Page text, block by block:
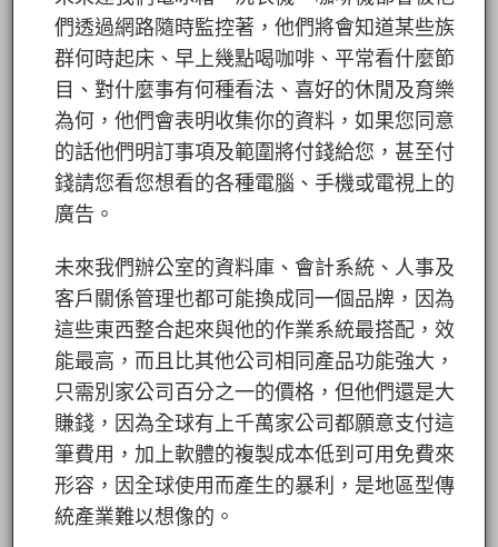
們透過網路隨時監控著，他們將會知道某些族
群何時起床、早上幾點喝咖啡、平常看什麼節
目、對什麼事有何種看法、喜好的休閒及育樂
為何，他們會表明收集你的資料，如果您同意
的話他們明訂事項及範圍將付錢給您，甚至付
錢請您看您想看的各種電腦、手機或電視上的
廣告。
未來我們辦公室的資料庫、會計系統、人事及
客戶關係管理也都可能換成同一個品牌，因為
這些東西整合起來與他的作業系統最搭配，效
能最高，而且比其他公司相同產品功能強大，
只需別家公司百分之一的價格，但他們還是大
賺錢，因為全球有上千萬家公司都願意支付這
筆費用，加上軟體的複製成本低到可用免費來
形容，因全球使用而產生的暴利，是地區型傳
統產業難以想像的。